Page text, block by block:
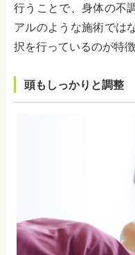
行うことで、身体の不
アルのような施術では
択を行っているのが特徴
頭もしっかりと調整